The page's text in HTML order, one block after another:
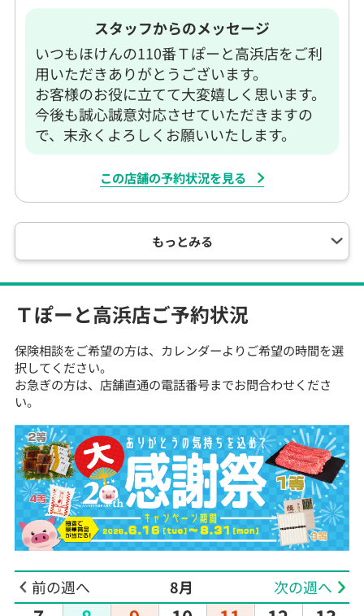
スタッフからのメッセージ
いつもほけんの110番Ｔぽーと高浜店をご利
用いただきありがとうございます。
お客様のお役に立てて大変嬉しく思います。
今後も誠心誠意対応させていただきますの
で、末永くよろしくお願いいたします。
この店舗の予約状況を見る
もっとみる
Ｔぽーと高浜店ご予約状況
前の週へ 8月 次の週へ
保険相談をご希望の方は、カレンダーよりご希望の時間を選
択してください。
お急ぎの方は、店舗直通の電話番号までお問合わせくださ
い。